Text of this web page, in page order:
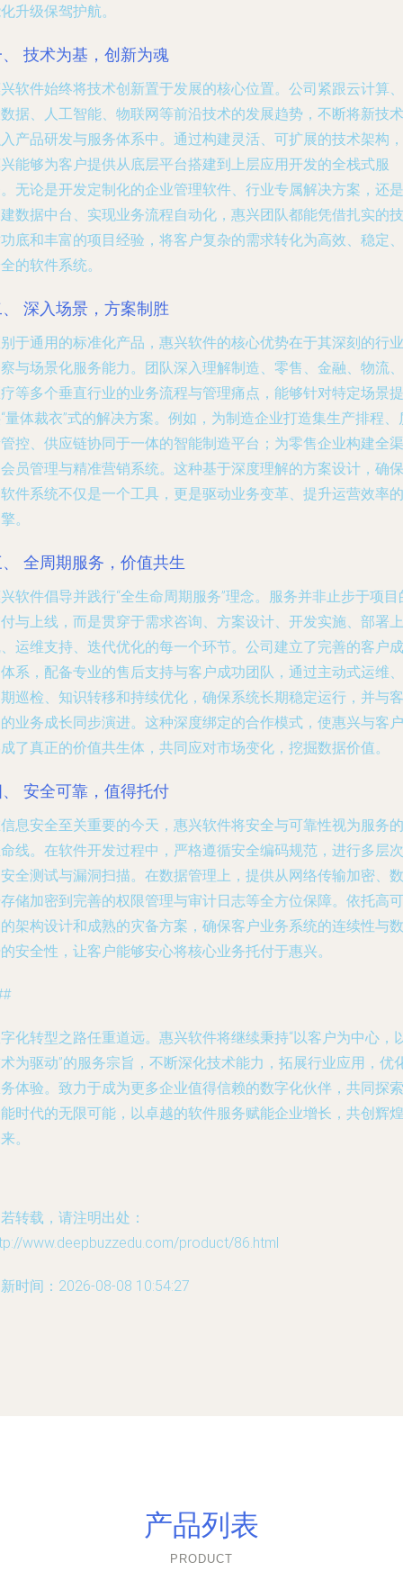
升级保驾护航。
技术为基，创新为魂
软件始终将技术创新置于发展的核心位置。公司紧跟云计算、
据、人工智能、物联网等前沿技术的发展趋势，不断将新技术
产品研发与服务体系中。通过构建灵活、可扩展的技术架构，
能够为客户提供从底层平台搭建到上层应用开发的全栈式服
无论是开发定制化的企业管理软件、行业专属解决方案，还是
数据中台、实现业务流程自动化，惠兴团队都能凭借扎实的技
底和丰富的项目经验，将客户复杂的需求转化为高效、稳定、
的软件系统。
深入场景，方案制胜
于通用的标准化产品，惠兴软件的核心优势在于其深刻的行业
与场景化服务能力。团队深入理解制造、零售、金融、物流、
等多个垂直行业的业务流程与管理痛点，能够针对特定场景提
量体裁衣”式的解决方案。例如，为制造企业打造集生产排程、
控、供应链协同于一体的智能制造平台；为零售企业构建全渠
员管理与精准营销系统。这种基于深度理解的方案设计，确保
件系统不仅是一个工具，更是驱动业务变革、提升运营效率的
。
全周期服务，价值共生
软件倡导并践行“全生命周期服务”理念。服务并非止步于项目
与上线，而是贯穿于需求咨询、方案设计、开发实施、部署上
运维支持、迭代优化的每一个环节。公司建立了完善的客户成
系，配备专业的售后支持与客户成功团队，通过主动式运维、
巡检、知识转移和持续优化，确保系统长期稳定运行，并与客
业务成长同步演进。这种深度绑定的合作模式，使惠兴与客户
了真正的价值共生体，共同应对市场变化，挖掘数据价值。
安全可靠，值得托付
息安全至关重要的今天，惠兴软件将安全与可靠性视为服务的
线。在软件开发过程中，严格遵循安全编码规范，进行多层次
全测试与漏洞扫描。在数据管理上，提供从网络传输加密、数
储加密到完善的权限管理与审计日志等全方位保障。依托高可
架构设计和成熟的灾备方案，确保客户业务系统的连续性与数
安全性，让客户能够安心将核心业务托付于惠兴。
化转型之路任重道远。惠兴软件将继续秉持“以客户为中心，
为驱动”的服务宗旨，不断深化技术能力，拓展行业应用，优
体验。致力于成为更多企业值得信赖的数字化伙伴，共同探索
时代的无限可能，以卓越的软件服务赋能企业增长，共创辉煌
。
转载，请注明出处：
www.deepbuzzedu.com/product/86.html
时间：2026-08-08 10:54:27
产品列表
PRODUCT